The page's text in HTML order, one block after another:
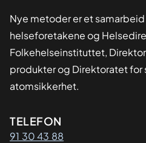
Nye metoder er et
helseforetakene og
Folkehelseinstituttet,
produkter og Direktoratet for
atomsikkerhet.
TELEFON
91 30 43 88